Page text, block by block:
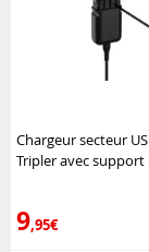
Chargeur secteur
Tripler avec
9,95€